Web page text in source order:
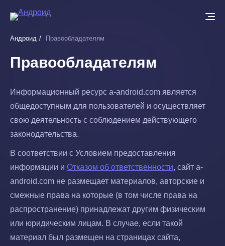
основному
Андроид Правообладателям
Правообладателям
Информационный ресурс a-android.com является
общедоступным для пользователей и осуществляет
свою деятельность с соблюдением действующего
законодательства.
В соответствии с Условием предоставления
информации и Отказом об ответственности, сайт a-
android.com не размещает материалов, авторские и
смежные права на которые (в том числе права на
распространение) принадлежат другим физическим
или юридическим лицам. В случае, если такой
материал был размещен на страницах сайта,